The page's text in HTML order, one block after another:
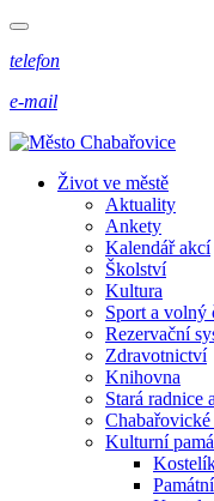
telefon
e-mail
Život ve městě
Aktuality
Ankety
Kalendář akcí
Školství
Kultura
Sport a volný
Rezervační
Zdravotnictví
Knihovna
Stará radnice
Kulturní